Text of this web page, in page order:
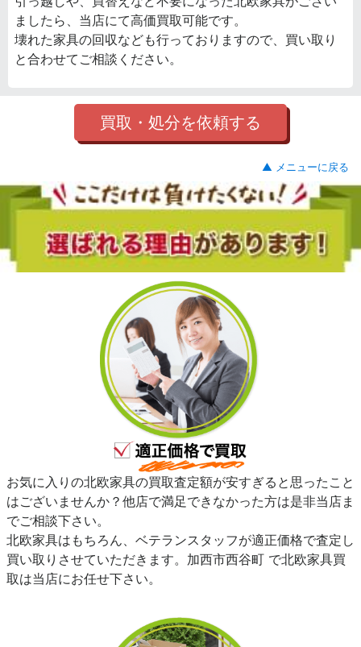
ましたら、当店にて高価買取可能です。
壊れた家具の回収なども行っておりますので、買い取り
と合わせてご相談ください。
買取・処分を依頼する
▲ メニューに戻る
お気に入りの北欧家具の買取査定額が安すぎると思ったこと
はございませんか？他店で満足できなかった方は是非当店ま
でご相談下さい。
北欧家具はもちろん、ベテランスタッフが適正価格で査定し
買い取りさせていただきます。加西市西谷町 で北欧家具買
取は当店にお任せ下さい。